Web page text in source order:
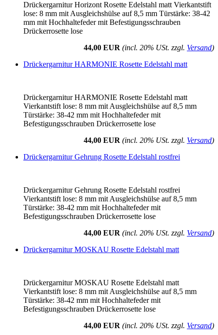
Drückergarnitur Horizont Rosette Edelstahl matt Vierkantstift
lose: 8 mm mit Ausgleichshülse auf 8,5 mm Türstärke: 38-42
mm mit Hochhaltefeder mit Befestigungsschrauben
Drückerrosette lose
44,00 EUR (incl. 20% USt. zzgl. Versand)
Drückergarnitur HARMONIE Rosette Edelstahl matt
Drückergarnitur HARMONIE Rosette Edelstahl matt
Vierkantstift lose: 8 mm mit Ausgleichshülse auf 8,5 mm
Türstärke: 38-42 mm mit Hochhaltefeder mit
Befestigungsschrauben Drückerrosette lose
44,00 EUR (incl. 20% USt. zzgl. Versand)
Drückergarnitur Gehrung Rosette Edelstahl rostfrei
Drückergarnitur Gehrung Rosette Edelstahl rostfrei
Vierkantstift lose: 8 mm mit Ausgleichshülse auf 8,5 mm
Türstärke: 38-42 mm mit Hochhaltefeder mit
Befestigungsschrauben Drückerrosette lose
44,00 EUR (incl. 20% USt. zzgl. Versand)
Drückergarnitur MOSKAU Rosette Edelstahl matt
Drückergarnitur MOSKAU Rosette Edelstahl matt
Vierkantstift lose: 8 mm mit Ausgleichshülse auf 8,5 mm
Türstärke: 38-42 mm mit Hochhaltefeder mit
Befestigungsschrauben Drückerrosette lose
44,00 EUR (incl. 20% USt. zzgl. Versand)